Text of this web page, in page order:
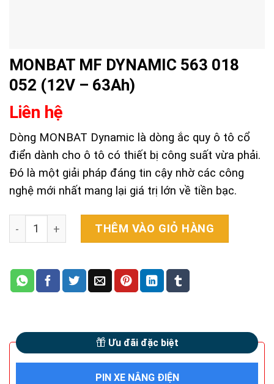
MONBAT MF DYNAMIC 563 018
052 (12V – 63Ah)
Liên hệ
Dòng MONBAT Dynamic là dòng ắc quy ô tô cổ
điển dành cho ô tô có thiết bị công suất vừa phải.
Đó là một giải pháp đáng tin cậy nhờ các công
nghệ mới nhất mang lại giá trị lớn về tiền bạc.
MONBAT MF DYNAMIC 563 018 052 (12V - 63Ah)
THÊM VÀO GIỎ HÀNG
Ưu đãi đặc biệt
PIN XE NÂNG ĐIỆN